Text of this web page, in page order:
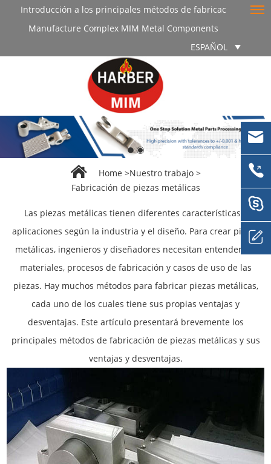
Introducción a los principales métodos de fabricac
Manufacture Complex MIM Metal Components
ESPAÑOL
Home >Nuestro trabajo>
Fabricación de piezas metálicas
Las piezas metálicas tienen diferentes características y
aplicaciones según la industria y el diseño. Para crear piezas
metálicas, ingenieros y diseñadores necesitan entender los
materiales, procesos de fabricación y casos de uso de las
piezas. Hay muchos métodos para fabricar piezas metálicas,
cada uno de los cuales tiene sus propias ventajas y
desventajas. Este artículo presentará brevemente los
principales métodos de fabricación de piezas metálicas y sus
ventajas y desventajas.